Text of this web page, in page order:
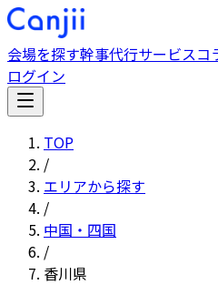
会場を探す幹事代行サービスコ
ログイン
TOP
/
エリアから探す
/
中国・四国
/
香川県